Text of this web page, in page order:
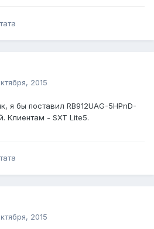
2015
я бы поставил RB912UAG-5HPnD-
Клиентам - SXT Lite5.
2015